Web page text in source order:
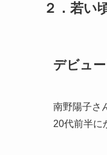
２．若い
デビュ
南野陽子さ
20代前半に